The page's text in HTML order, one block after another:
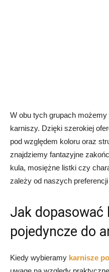
W obu tych grupach
karniszy. Dzięki szerokiej
pod względem koloru oraz
znajdziemy fantazyjne
kula, mosiężne listki czy
zależy od naszych
Jak dopasować
pojedyncze do
Kiedy wybieramy karnisze